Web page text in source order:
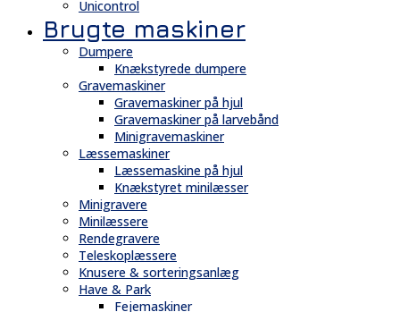
Unicontrol
Brugte maskiner
Dumpere
Knækstyrede dumpere
Gravemaskiner
Gravemaskiner på hjul
Gravemaskiner på larvebånd
Minigravemaskiner
Læssemaskiner
Læssemaskine på hjul
Knækstyret minilæsser
Minigravere
Minilæssere
Rendegravere
Teleskoplæssere
Knusere & sorteringsanlæg
Have & Park
Fejemaskiner